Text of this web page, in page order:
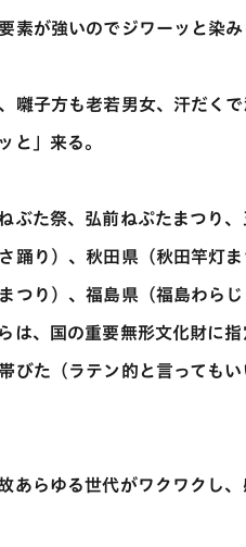
素が強いのでジワーッと染み
囃子方も老若男女、汗だくで
と」来る。
ぶた祭、弘前ねぷたまつり
踊り）、秋田県（秋田竿灯
つり）、福島県（福島わら
は、国の重要無形文化財に指
びた（ラテン的と言っても
あらゆる世代がワクワクし